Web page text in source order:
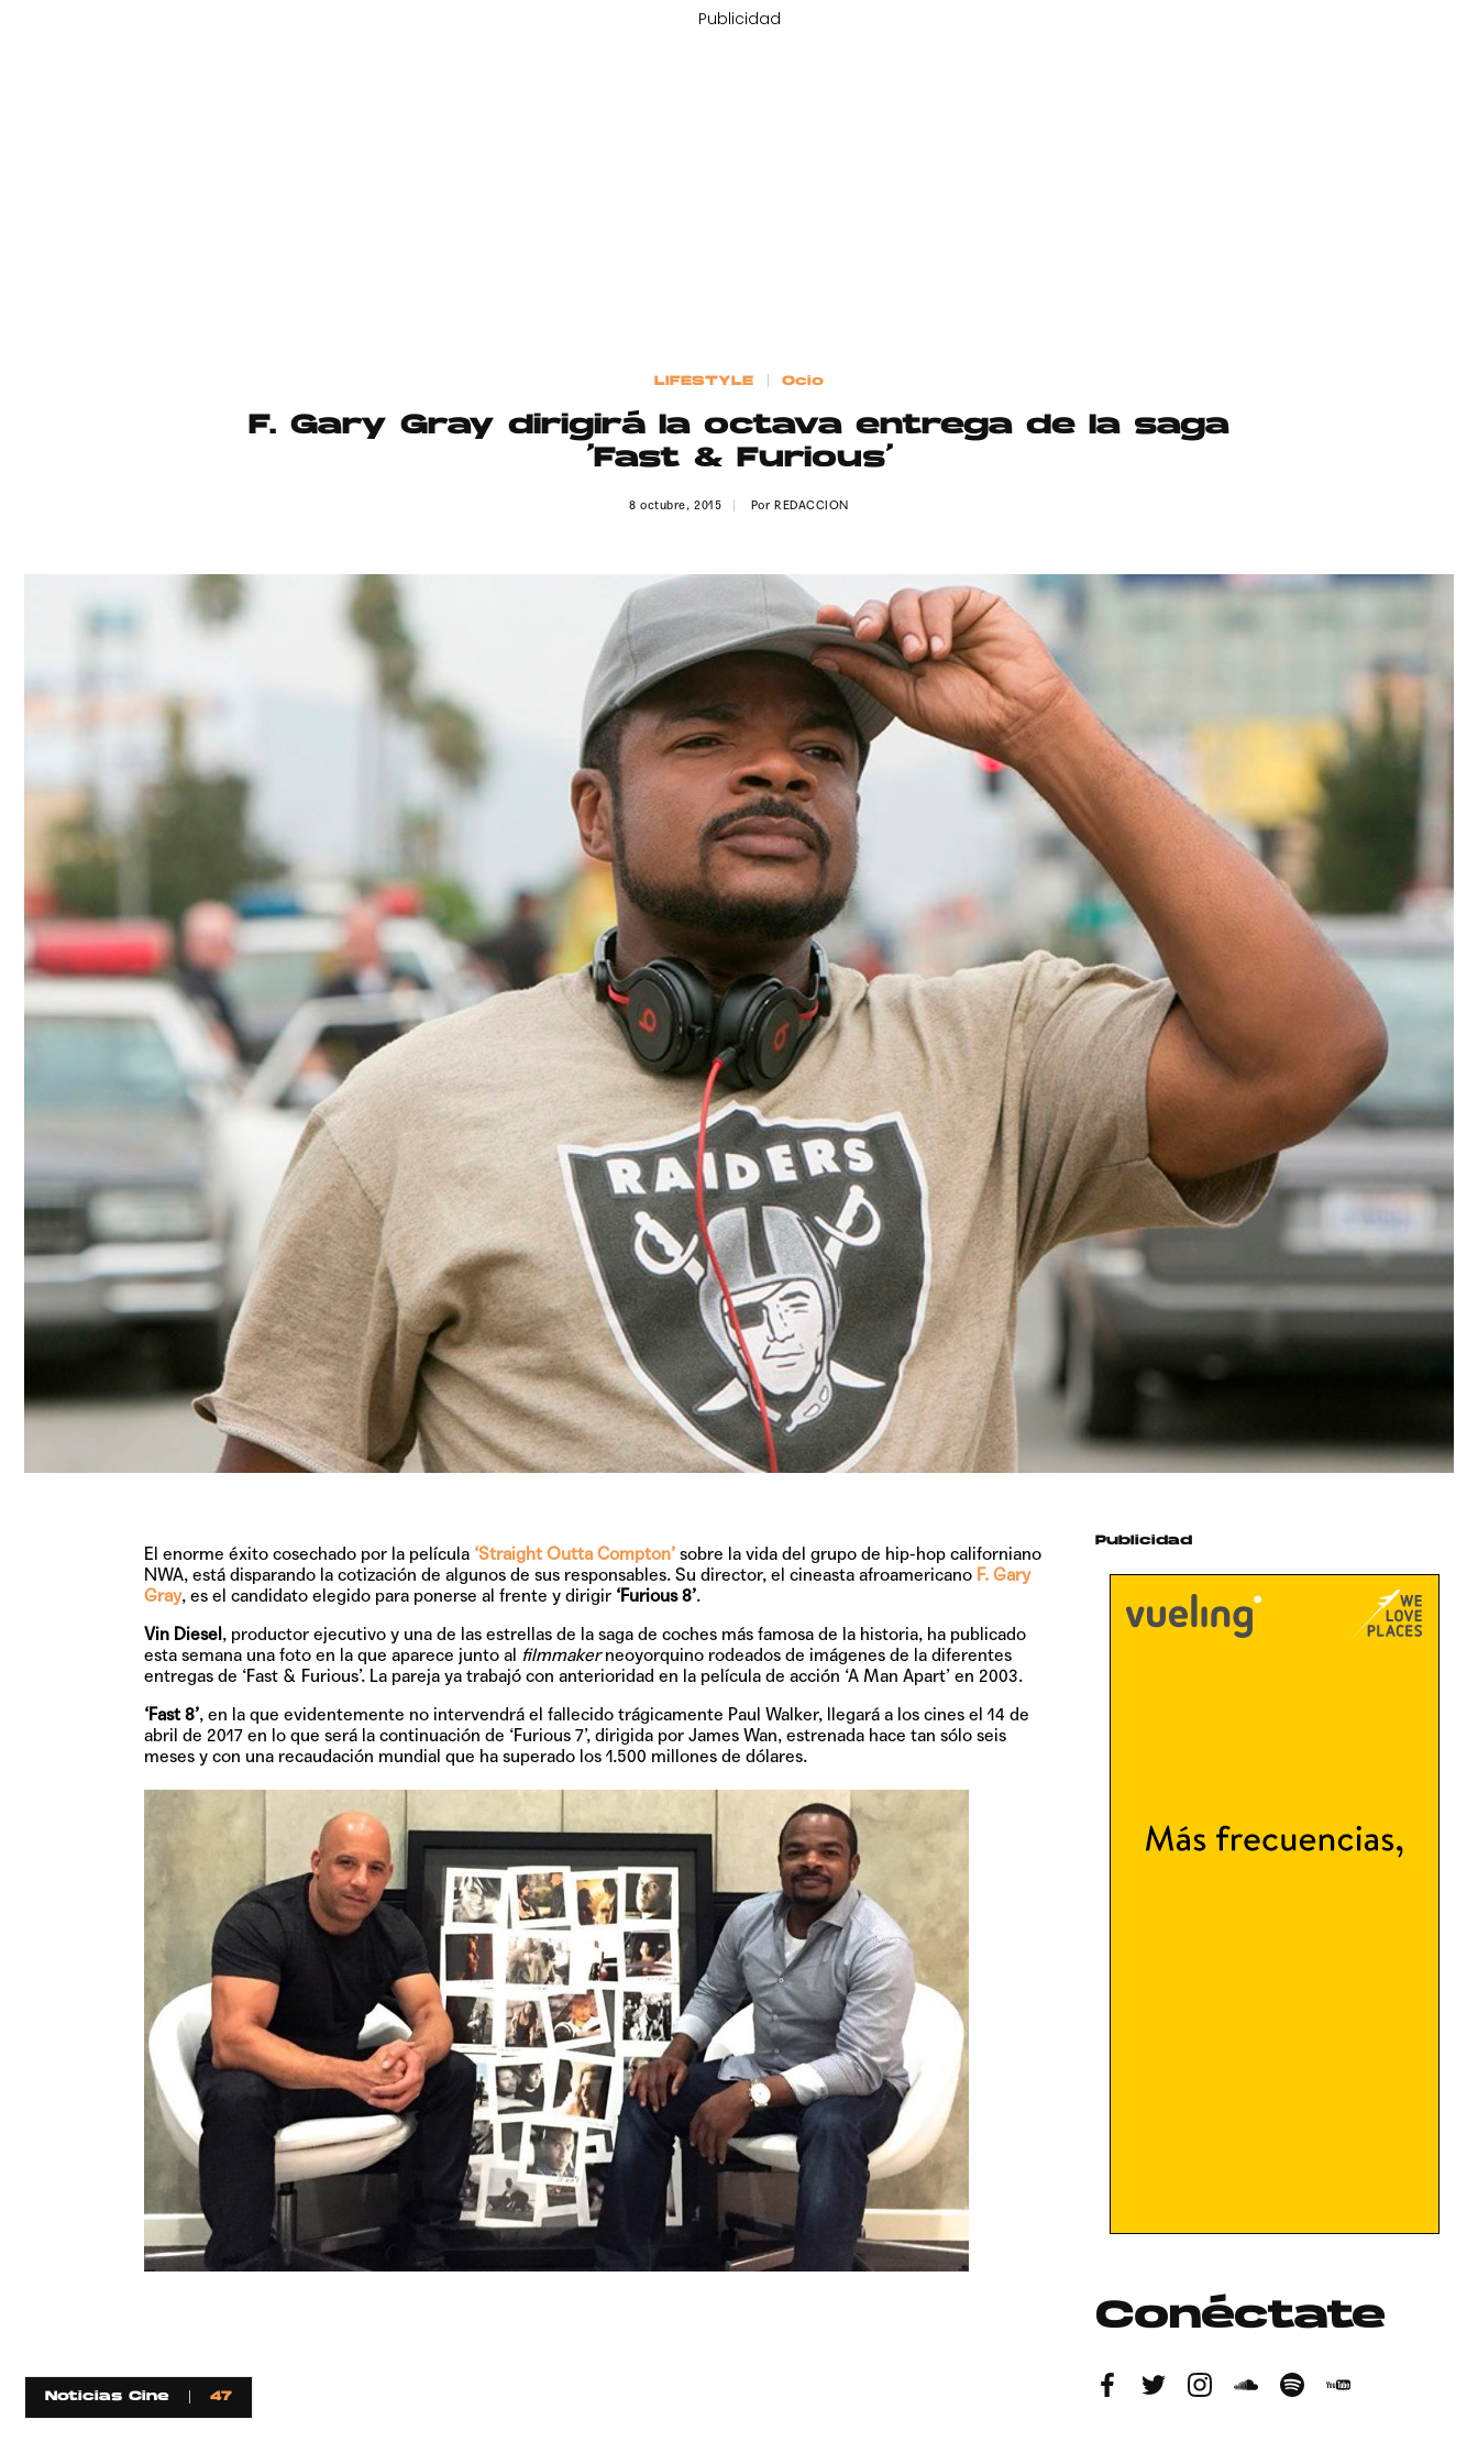
Publicidad
LIFESTYLE Ocio
F. Gary Gray dirigirá la octava entrega de la saga
‘Fast & Furious’
8 octubre, 2015 PorREDACCION
El enorme éxito cosechado por la película ‘Straight Outta Compton’sobre la vida del grupo de hip-hop californiano
NWA, está disparando la cotización de algunos de sus responsables. Su director, el cineasta afroamericano F. Gary
Gray, es el candidato elegido para ponerse al frente y dirigir ‘Furious 8’.
Vin Diesel, productor ejecutivo y una de las estrellas de la saga de coches más famosa de la historia, ha publicado
esta semana una foto en la que aparece junto al filmmakerneoyorquino rodeados de imágenes de la diferentes
entregas de ‘Fast & Furious’. La pareja ya trabajó con anterioridad en la película de acción ‘A Man Apart’ en 2003.
‘Fast 8’, en la que evidentemente no intervendrá el fallecido trágicamente Paul Walker, llegará a los cines el 14 de
abril de 2017en lo que será la continuación de ‘Furious 7’, dirigida por James Wan, estrenada hace tan sólo seis
meses y con una recaudación mundial que ha superado los 1.500 millones de dólares.
Noticias Cine 47
Publicidad
Conéctate